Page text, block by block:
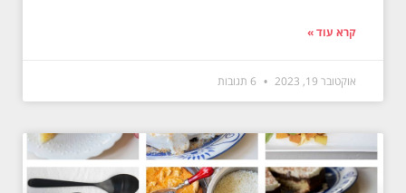
קרא עוד »
אוקטובר 19, 2023